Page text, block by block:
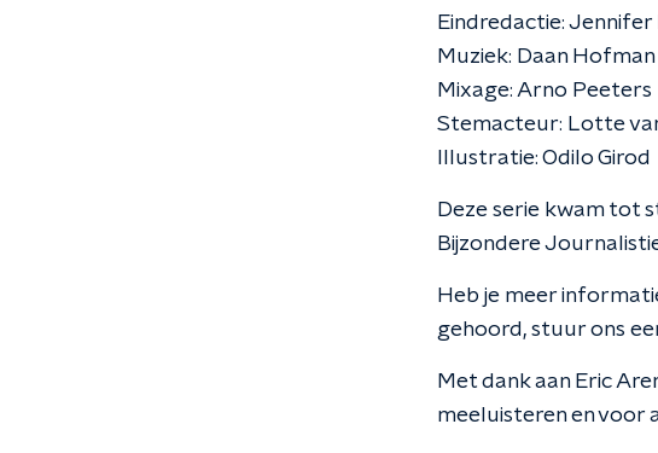
Eindredactie:
Muziek: Daan
Mixage: Arno Peeters
Stemacteur: Lotte
Illustratie: Odilo Girod
Deze serie kwam tot
Bijzondere
Heb je meer
gehoord, stuur ons
Met dank aan Eric
meeluisteren en voor